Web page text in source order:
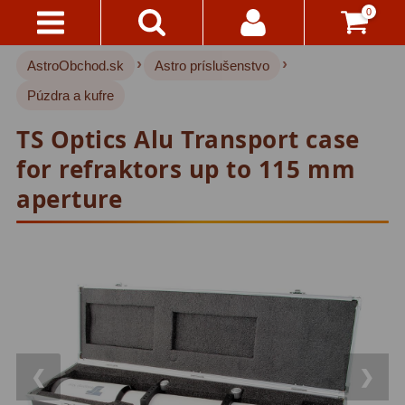
0
Kontakty
A
Platba
Všetko
O
Dní
Reklamácia
Akce!
Pre deti
Pre začiatočníkov
Katadioptrické7
ED/Apochromáty32
Ritchey-Chretien12
AstroObchod.sk › Astro príslušenstvo ›
Púzdra a kufre
❮ ❯
TS Optics Alu Transport case
for refraktors up to 115 mm
aperture